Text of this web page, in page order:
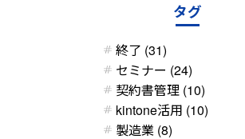
タグ
終了 (31)
セミナー (24)
契約書管理 (10)
kintone活用 (10)
製造業 (8)